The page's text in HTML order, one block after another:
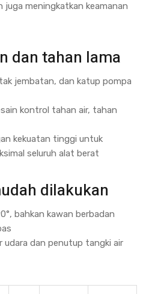
juga meningkatkan keamanan
dan tahan lama
jembatan, dan katup pompa
kontrol tahan air, tahan
kekuatan tinggi untuk
seluruh alat berat
dilakukan
bahkan kawan berbadan
udara dan penutup tangki air